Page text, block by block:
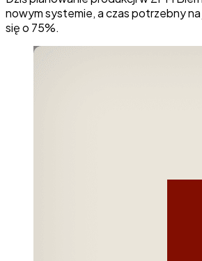
nowym systemie, a czas potrzebny na
się o 75%.